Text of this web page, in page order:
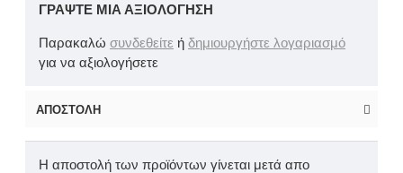
ΓΡΆΨΤΕ ΜΙΑ ΑΞΙΟΛΌΓΗΣΗ
Παρακαλώ συνδεθείτε ή δημιουργήστε λογαριασμό
για να αξιολογήσετε
ΑΠΟΣΤΟΛΉ
Η αποστολή των προϊόντων γίνεται μετά απο